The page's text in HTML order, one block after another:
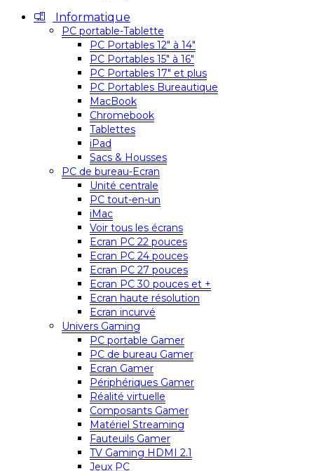
Informatique
PC portable-Tablette
PC Portables 12″ à 14″
PC Portables 15″ à 16″
PC Portables 17″ et plus
PC Portables Bureautique
MacBook
Chromebook
Tablettes
iPad
Sacs & Housses
PC de bureau-Ecran
Unité centrale
PC tout-en-un
iMac
Voir tous les écrans
Ecran PC 22 pouces
Ecran PC 24 pouces
Ecran PC 27 pouces
Ecran PC 30 pouces et +
Ecran haute résolution
Ecran incurvé
Univers Gaming
PC portable Gamer
PC de bureau Gamer
Ecran Gamer
Périphériques Gamer
Réalité virtuelle
Composants Gamer
Matériel Streaming
Fauteuils Gamer
TV Gaming HDMI 2.1
Jeux PC